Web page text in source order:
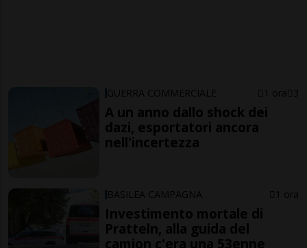
GUERRA COMMERCIALE 1 ora 3
A un anno dallo shock dei
dazi, esportatori ancora
nell'incertezza
BASILEA CAMPAGNA 1 ora
Investimento mortale di
Pratteln, alla guida del
camion c'era una 53enne